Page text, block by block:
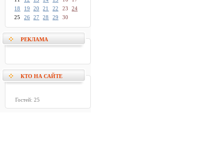
18
19 20 21 22 23
24
25
26 27 28 29 30
РЕКЛАМА
КТО НА САЙТЕ
Гостей: 25